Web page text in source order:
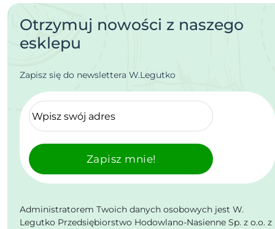
Otrzymuj nowości z naszego
esklepu
Zapisz się do newslettera W.Legutko
Zapisz mnie!
Administratorem Twoich danych osobowych jest W.
Legutko Przedsiębiorstwo Hodowlano-Nasienne Sp. z o.o. z